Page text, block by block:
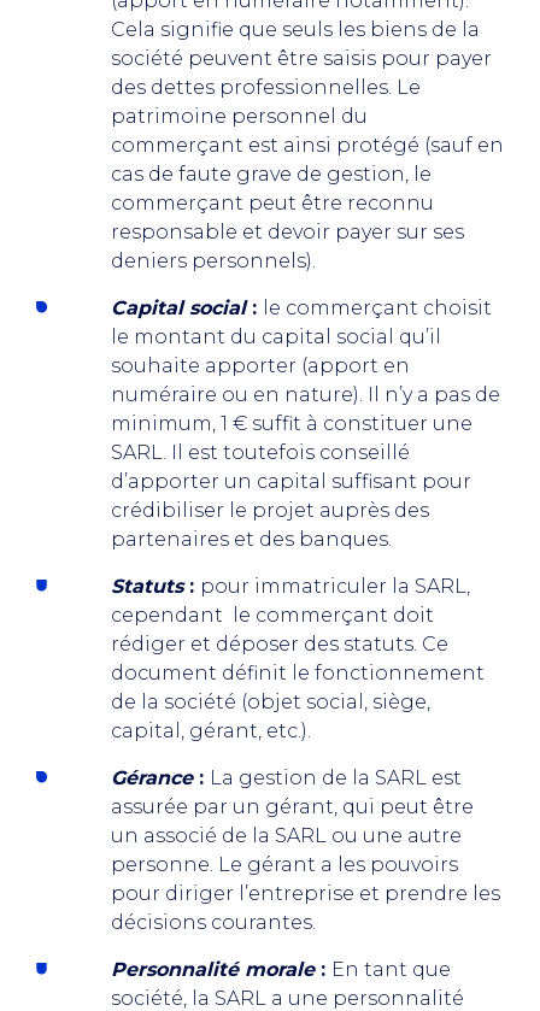
Cela signifie que seuls les biens de la
société peuvent être saisis pour payer
des dettes professionnelles. Le
patrimoine personnel du
commerçant est ainsi protégé (sauf en
cas de faute grave de gestion, le
commerçant peut être reconnu
responsable et devoir payer sur ses
deniers personnels).
Capital social: le commerçant choisit
le montant du capital social qu’il
souhaite apporter (apport en
numéraire ou en nature). Il n’y a pas de
minimum, 1 € suffit à constituer une
SARL. Il est toutefois conseillé
d’apporter un capital suffisant pour
crédibiliser le projet auprès des
partenaires et des banques.
Statuts: pour immatriculer la SARL,
cependant le commerçant doit
rédiger et déposer des statuts. Ce
document définit le fonctionnement
de la société (objet social, siège,
capital, gérant, etc.).
Gérance: La gestion de la SARL est
assurée par un gérant, qui peut être
un associé de la SARL ou une autre
personne. Le gérant a les pouvoirs
pour diriger l’entreprise et prendre les
décisions courantes.
Personnalité morale: En tant que
société, la SARL a une personnalité